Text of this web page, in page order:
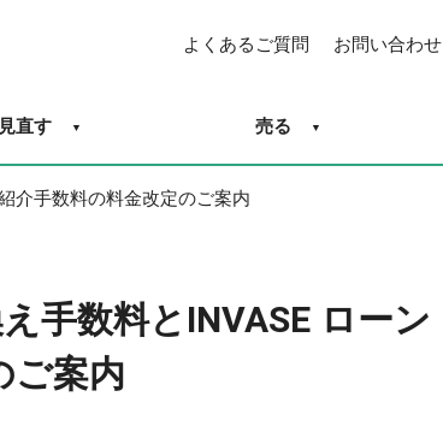
よくあるご質問 お問い合わせ
見直す 売る
介手数料の料金改定のご案内
手数料とINVASE ローン
ご案内